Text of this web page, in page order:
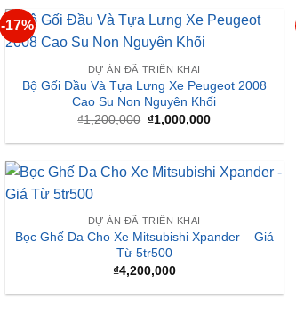
-17%
DỰ ÁN ĐÃ TRIỂN KHAI
Bộ Gối Đầu Và Tựa Lưng Xe Peugeot 2008
Cao Su Non Nguyên Khối
₫1,200,000 Giá
là:
₫1,000,000Giá
tại
₫1,000,000.
DỰ ÁN ĐÃ TRIỂN KHAI
Bọc Ghế Da Cho Xe Mitsubishi Xpander – Giá
Từ 5tr500
₫4,200,000